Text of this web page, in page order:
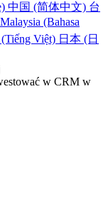
中国 (简体中文) 台
Malaysia (Bahasa
Việt) 日本 (日
w CRM w